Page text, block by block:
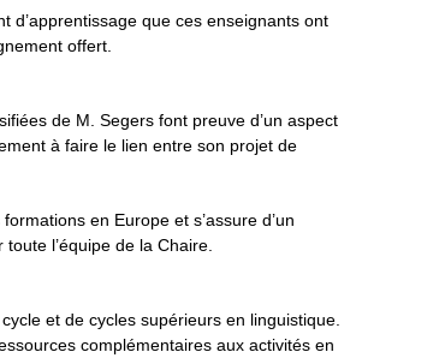
d’apprentissage que ces enseignants ont
offert.
de M. Segers font preuve d’un aspect
à faire le lien entre son projet de
en Europe et s’assure d’un
l’équipe de la Chaire.
et de cycles supérieurs en linguistique.
complémentaires aux activités en